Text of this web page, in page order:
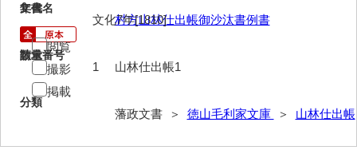
御引越記
御養縁記
御逝去録
1
文書名
村方山林仕出帳御沙汰書例書
請求番号
山林仕出帳1
分類
藩政文書 ＞ 徳山毛利家文庫 ＞ 山林仕出帳
年代
文化7年[1810]
数量
1
閲覧
撮影
掲載